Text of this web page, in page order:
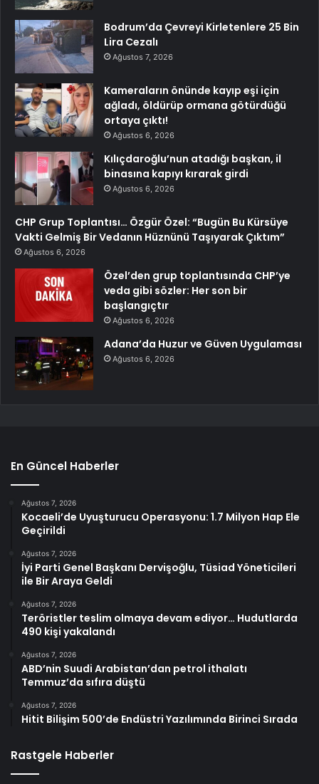
Bodrum’da Çevreyi Kirletenlere 25 Bin
Lira Cezalı
Ağustos 7, 2026
Kameraların önünde kayıp eşi için
ağladı, öldürüp ormana götürdüğü
ortaya çıktı!
Ağustos 6, 2026
Kılıçdaroğlu’nun atadığı başkan, il
binasına kapıyı kırarak girdi
Ağustos 6, 2026
CHP Grup Toplantısı… Özgür Özel: “Bugün Bu Kürsüye
Vakti Gelmiş Bir Vedanın Hüznünü Taşıyarak Çıktım”
Ağustos 6, 2026
Özel’den grup toplantısında CHP’ye
veda gibi sözler: Her son bir
başlangıçtır
Ağustos 6, 2026
Adana’da Huzur ve Güven Uygulaması
Ağustos 6, 2026
En Güncel Haberler
Ağustos 7, 2026
Kocaeli’de Uyuşturucu Operasyonu: 1.7 Milyon Hap Ele
Geçirildi
Ağustos 7, 2026
İyi Parti Genel Başkanı Dervişoğlu, Tüsiad Yöneticileri
ile Bir Araya Geldi
Ağustos 7, 2026
Teröristler teslim olmaya devam ediyor… Hudutlarda
490 kişi yakalandı
Ağustos 7, 2026
ABD’nin Suudi Arabistan’dan petrol ithalatı
Temmuz’da sıfıra düştü
Ağustos 7, 2026
Hitit Bilişim 500’de Endüstri Yazılımında Birinci Sırada
Rastgele Haberler